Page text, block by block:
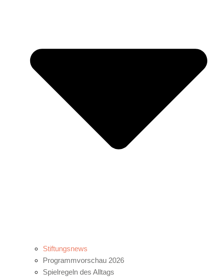
Stiftungsnews
Programmvorschau 2026
Spielregeln des Alltags